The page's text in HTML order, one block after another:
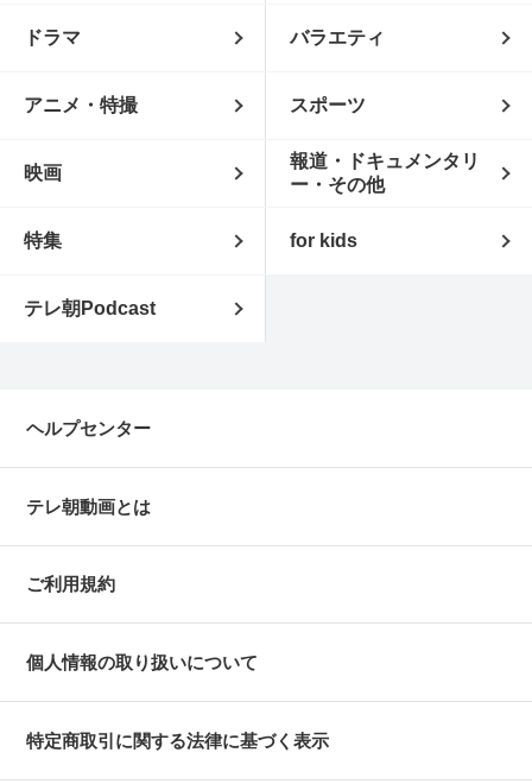
ドラマ バラエティ
アニメ・特撮 スポーツ
映画
報道・ドキュメンタリ
ー・その他
特集 for kids
テレ朝Podcast
ヘルプセンター
テレ朝動画とは
ご利用規約
個人情報の取り扱いについて
特定商取引に関する法律に基づく表示